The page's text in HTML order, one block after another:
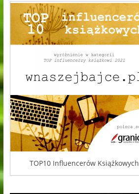
TOP10 Influencerów Książkowych